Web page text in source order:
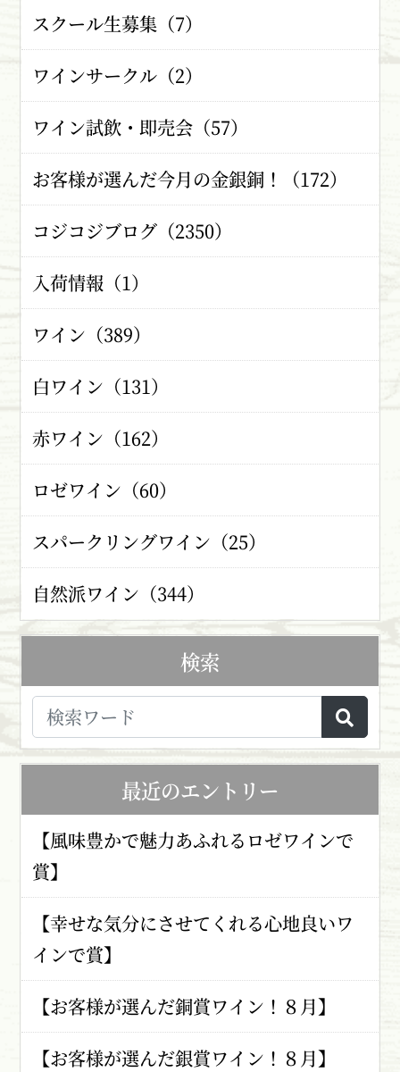
スクール生募集（7）
ワインサークル（2）
ワイン試飲・即売会（57）
お客様が選んだ今月の金銀銅！（172）
コジコジブログ（2350）
入荷情報（1）
ワイン（389）
白ワイン（131）
赤ワイン（162）
ロゼワイン（60）
スパークリングワイン（25）
自然派ワイン（344）
検索
最近のエントリー
【風味豊かで魅力あふれるロゼワインで
賞】
【幸せな気分にさせてくれる心地良いワ
インで賞】
【お客様が選んだ銅賞ワイン！８月】
【お客様が選んだ銀賞ワイン！８月】